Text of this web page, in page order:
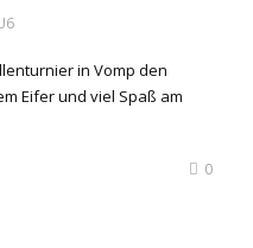
in Vomp den
Eifer und viel Spaß am
0